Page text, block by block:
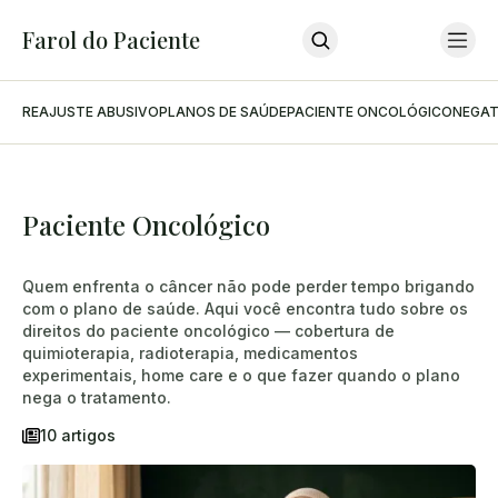
Farol do Paciente
Home
Contato
REAJUSTE ABUSIVOPLANOS DE SAÚDEPACIENTE ONCOLÓGICO
Paciente Oncológico
Quem enfrenta o câncer não pode perder tempo brigando
com o plano de saúde. Aqui você encontra tudo sobre os
direitos do paciente oncológico — cobertura de
quimioterapia, radioterapia, medicamentos
experimentais, home care e o que fazer quando o plano
nega o tratamento.
10 artigos